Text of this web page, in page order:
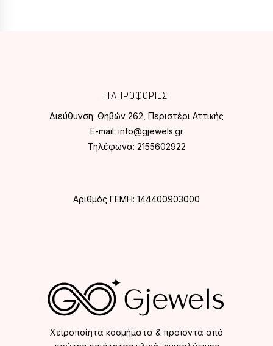
ΠΛΗΡΟΦΟΡΙΕΣ
Διεύθυνση: Θηβών 262, Περιστέρι Αττικής
E-mail: info@gjewels.gr
Τηλέφωνα: 2155602922
Αριθμός ΓΕΜΗ: 144400903000
Χειροποίητα κοσμήματα & προϊόντα από